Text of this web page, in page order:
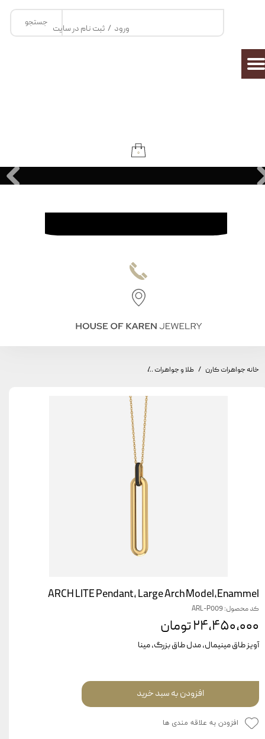
جستجو
۰
ورود / ثبت نام در سایت
تغییر گذر واژه
سفارشات
خانه جواهرات کارن طلا و جواهرات
ARCH LITE Pendant, Large Arch Model,Enammel
کد محصول: ARL-P009
۲۴,۴۵۰,۰۰۰ تومان
آویز طاق مینیمال، مدل طاق بزرگ، مینا
افزودن به سبد خرید
افزودن به علاقه مندی ها